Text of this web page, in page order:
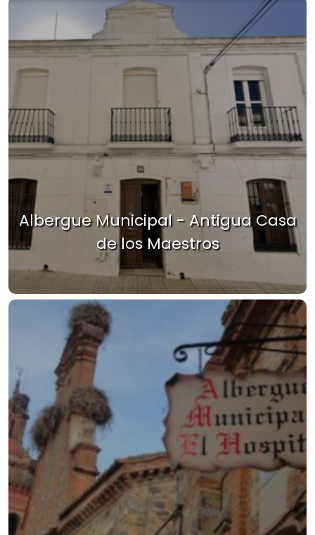
Albergue Municipal - Antigua Casa
de los Maestros